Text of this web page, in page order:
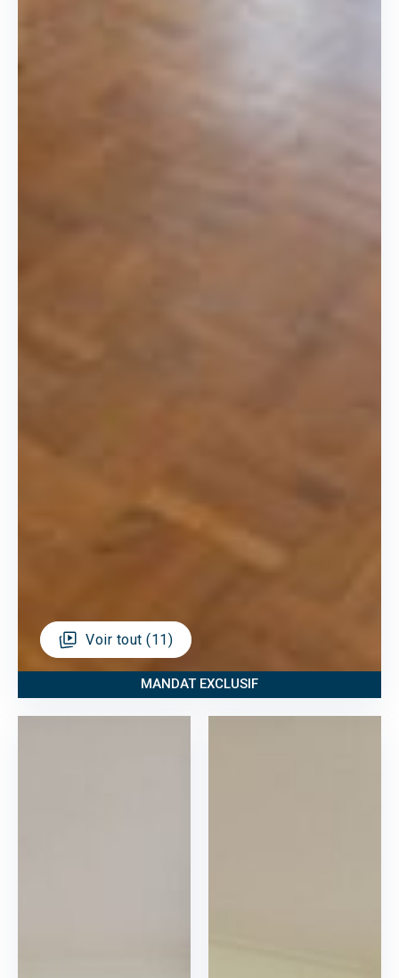
MANDAT EXCLUSIF
Voir tout (11)